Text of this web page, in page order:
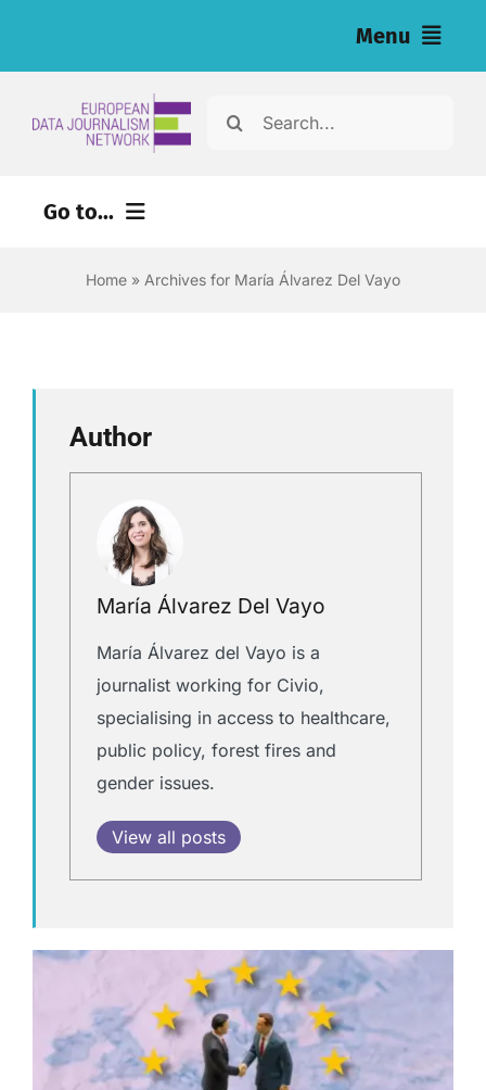
Menu
Recursos para periodistas (eng)
Search
Go to...
Home » Archives for María Álvarez Del Vayo
Author
María Álvarez Del Vayo
María Álvarez del Vayo is a
journalist working for Civio,
specialising in access to healthcare,
public policy, forest fires and
gender issues.
View all posts